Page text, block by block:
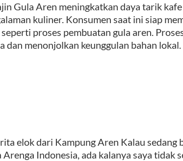
Gula Aren meningkatkan daya tarik
kuliner. Konsumen saat ini siap
proses pembuatan gula aren.
dan menonjolkan keunggulan bahan
elok dari Kampung Aren Kalau sedang
Indonesia, ada kalanya saya tidak